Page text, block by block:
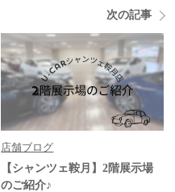
次の記事
店舗ブログ
【シャンツェ鞍月】2階展示場
のご紹介♪